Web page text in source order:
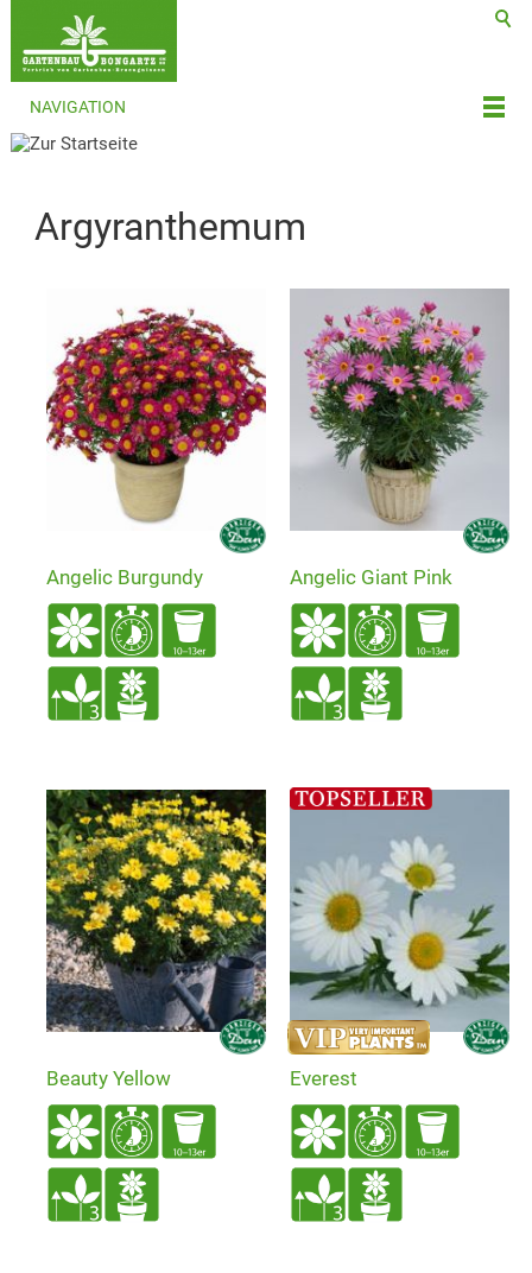
NAVIGATION
Argyranthemum
Angelic Burgundy Angelic Giant Pink
Beauty Yellow Everest